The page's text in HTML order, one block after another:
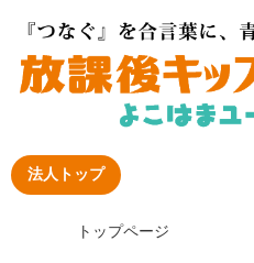
法人トップ
トップページ